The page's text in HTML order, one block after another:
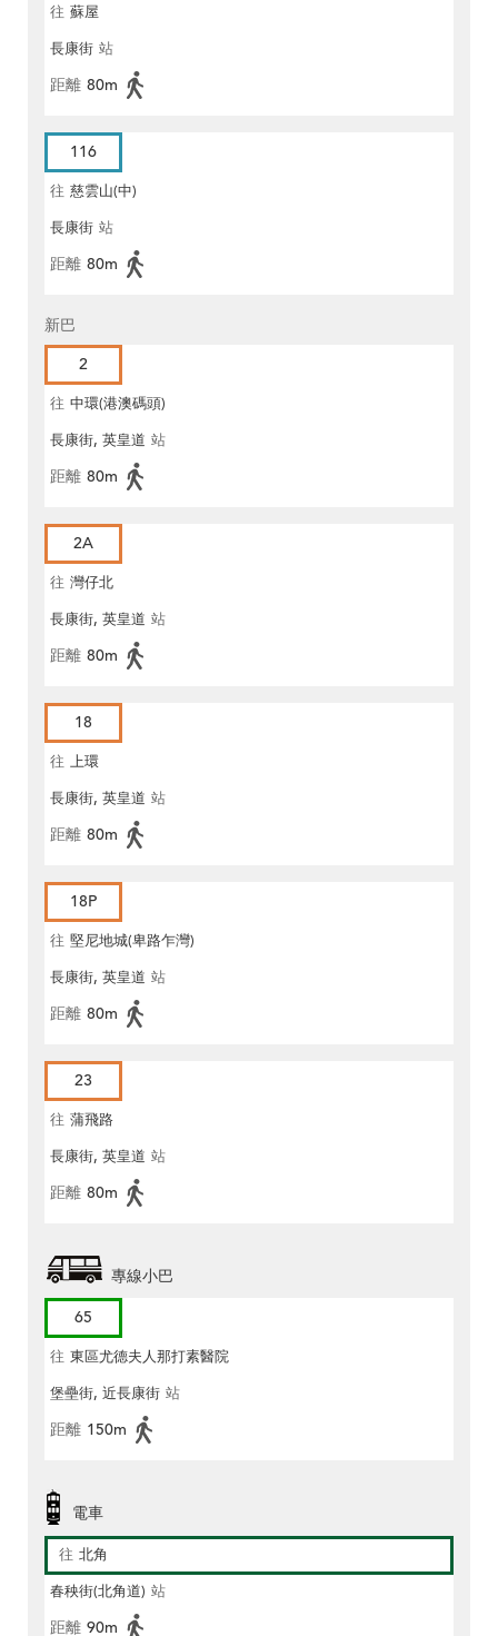
往 蘇屋
長康街 站
距離 80m
116
往 慈雲山(中)
長康街 站
距離 80m
新巴
2
往 中環(港澳碼頭)
長康街, 英皇道 站
距離 80m
2A
往 灣仔北
長康街, 英皇道 站
距離 80m
18
往 上環
長康街, 英皇道 站
距離 80m
18P
往 堅尼地城(卑路乍灣)
長康街, 英皇道 站
距離 80m
23
往 蒲飛路
長康街, 英皇道 站
距離 80m
專線小巴
65
往 東區尤德夫人那打素醫院
堡壘街, 近長康街 站
距離 150m
電車
往 北角
春秧街(北角道) 站
距離 90m